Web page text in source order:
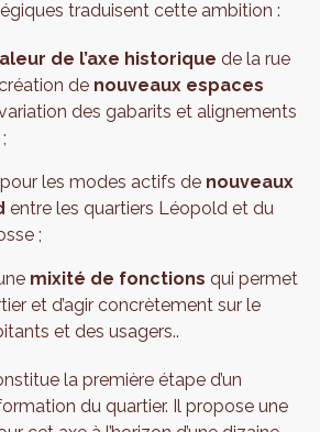
traduisent cette ambition :
de l’axe historique de la rue
de nouveaux espaces
variation des gabarits et alignements
les modes actifs de nouveaux
entre les quartiers Léopold et du
;
mixité de fonctions qui permet
et d’agir concrètement sur le
et des usagers..
la première étape d’un
du quartier. Il propose une